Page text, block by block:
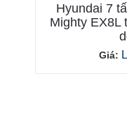
Hyundai 7
Mighty EX8L
Giá: